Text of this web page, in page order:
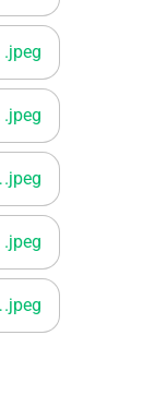
.jpeg
.jpeg
.jpeg
.jpeg
.jpeg